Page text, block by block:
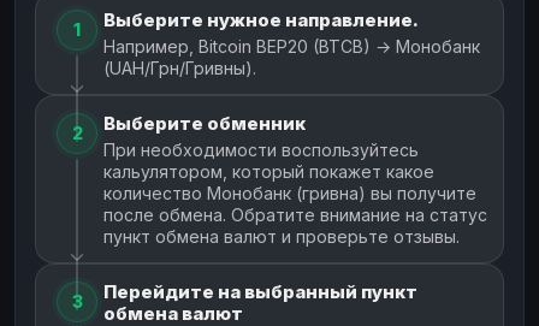
1 Выберите нужное направление.
Например, Bitcoin BEP20 (BTCB) → Монобанк
(UAH/Грн/Гривны).
2 Выберите обменник
При необходимости воспользуйтесь
кальулятором, который покажет какое
количество Монобанк (гривна) вы получите
после обмена. Обратите внимание на статус
пункт обмена валют и проверьте отзывы.
3
Перейдите на выбранный пункт
обмена валют